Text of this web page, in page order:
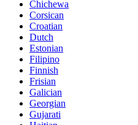
Chichewa
Corsican
Croatian
Dutch
Estonian
Filipino
Finnish
Frisian
Galician
Georgian
Gujarati